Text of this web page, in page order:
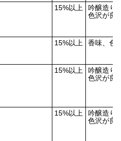
15%以上
吟醸造り
色沢が良
15%以上 香味、色
15%以上
吟醸造り
色沢が良
15%以上
吟醸造り
色沢が良